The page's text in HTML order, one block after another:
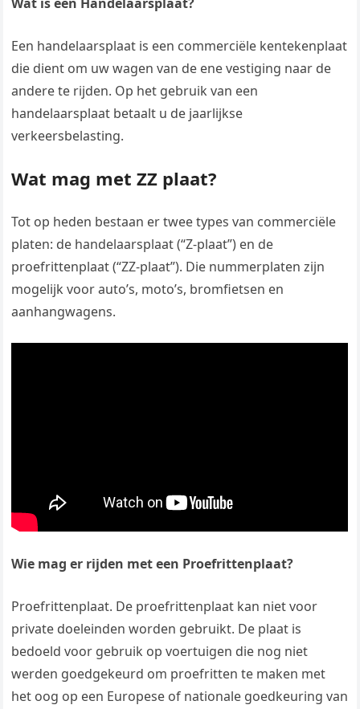
Een handelaarsplaat is een commerciële kentekenplaat
die dient om uw wagen van de ene vestiging naar de
andere te rijden. Op het gebruik van een
handelaarsplaat betaalt u de jaarlijkse
verkeersbelasting.
Wat mag met ZZ plaat?
Tot op heden bestaan er twee types van commerciële
platen: de handelaarsplaat (“Z-plaat”) en de
proefrittenplaat (“ZZ-plaat”). Die nummerplaten zijn
mogelijk voor auto’s, moto’s, bromfietsen en
aanhangwagens.
Wie mag er rijden met een Proefrittenplaat?
Proefrittenplaat. De proefrittenplaat kan niet voor
private doeleinden worden gebruikt. De plaat is
bedoeld voor gebruik op voertuigen die nog niet
werden goedgekeurd om proefritten te maken met
het oog op een Europese of nationale goedkeuring van